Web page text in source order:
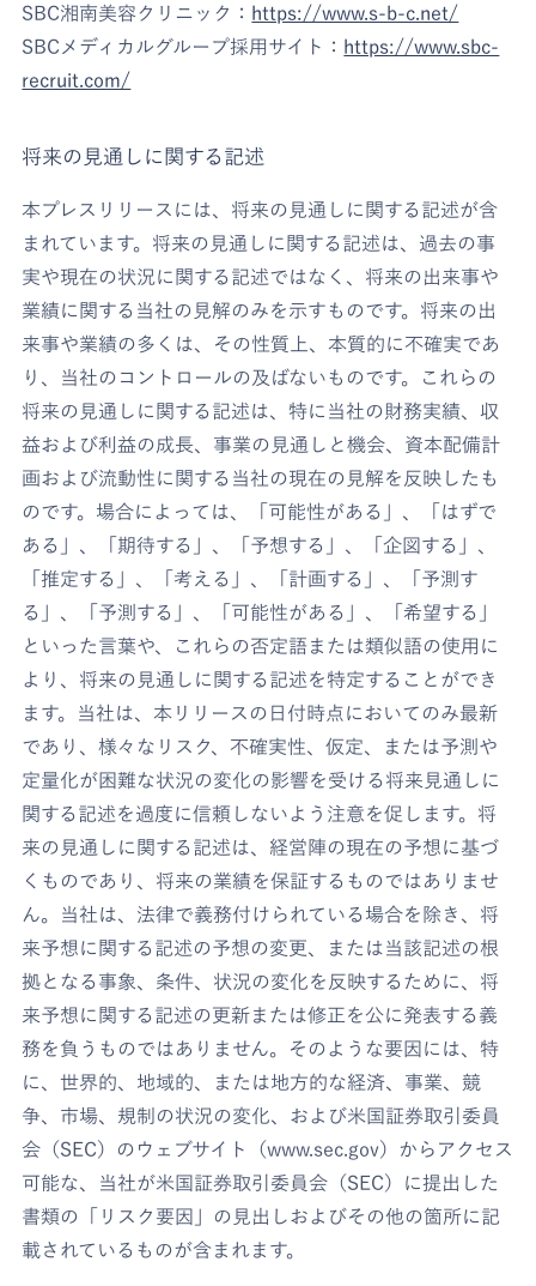
SBC湘南美容クリニック： https://www.s-b-c.net/
SBCメディカルグループ採用サイト： https://www.sbc-
recruit.com/
将来の見通しに関する記述
本プレスリリースには、将来の見通しに関する記述が含
まれています。将来の見通しに関する記述は、過去の事
実や現在の状況に関する記述ではなく、将来の出来事や
業績に関する当社の見解のみを示すものです。将来の出
来事や業績の多くは、その性質上、本質的に不確実であ
り、当社のコントロールの及ばないものです。これらの
将来の見通しに関する記述は、特に当社の財務実績、収
益および利益の成長、事業の見通しと機会、資本配備計
画および流動性に関する当社の現在の見解を反映したも
のです。場合によっては、「可能性がある」、「はずで
ある」、「期待する」、「予想する」、「企図する」、
「推定する」、「考える」、「計画する」、「予測す
る」、「予測する」、「可能性がある」、「希望する」
といった言葉や、これらの否定語または類似語の使用に
より、将来の見通しに関する記述を特定することができ
ます。当社は、本リリースの日付時点においてのみ最新
であり、様々なリスク、不確実性、仮定、または予測や
定量化が困難な状況の変化の影響を受ける将来見通しに
関する記述を過度に信頼しないよう注意を促します。将
来の見通しに関する記述は、経営陣の現在の予想に基づ
くものであり、将来の業績を保証するものではありませ
ん。当社は、法律で義務付けられている場合を除き、将
来予想に関する記述の予想の変更、または当該記述の根
拠となる事象、条件、状況の変化を反映するために、将
来予想に関する記述の更新または修正を公に発表する義
務を負うものではありません。そのような要因には、特
に、世界的、地域的、または地方的な経済、事業、競
争、市場、規制の状況の変化、および米国証券取引委員
会（SEC）のウェブサイト（www.sec.gov）からアクセス
可能な、当社が米国証券取引委員会（SEC）に提出した
書類の「リスク要因」の見出しおよびその他の箇所に記
載されているものが含まれます。